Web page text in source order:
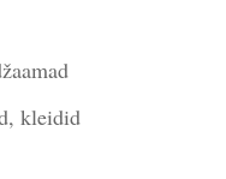
kleidid